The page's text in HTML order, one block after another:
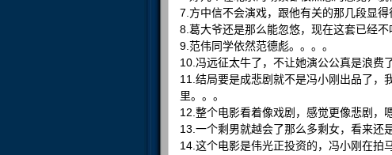
7.方中信不会演戏，跟他有关的那几段显
8.葛大爷还是那么能忽悠，现在这套已经
9.范伟同学依然范德彪。。。。
10.冯远征太牛了，不让她演公公真是浪费
11.结局要是成悲剧就不是冯小刚出品了，
里。。。
12.整个电影看着像戏剧，感觉更像悲剧，
13.一个剩男就越会了那么多剩女，看来还
14.这个电影是伟光正投资的，冯小刚在拍